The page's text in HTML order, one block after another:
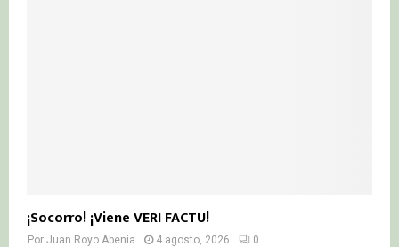
¡Socorro! ¡Viene VERI FACTU!
Por Juan Royo Abenia 4 agosto, 2026 0